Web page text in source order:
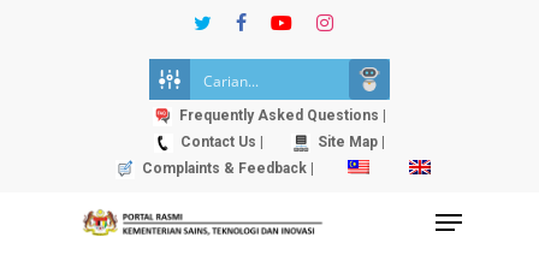
twitterfacebookyoutubeinstagram
Frequently Asked Questions |
Contact Us |
Site Map |
Complaints & Feedback |
Menu